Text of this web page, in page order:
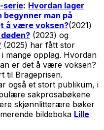
serie: Hvordan lager
begynner man på
å være voksen?(2021)
(2023) og
(2025) har fått stor
mange opplag. Hvordan
er det å være voksen?
til Brageprisen.
også et stort publikum, i
sakprosabøkene
skjønnlitterære bøker
bildeboka Lille